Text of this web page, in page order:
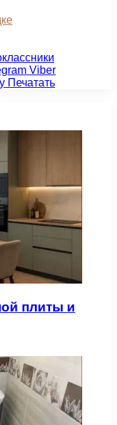
Viber
Печатать
плиты и